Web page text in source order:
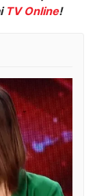
TV Online!